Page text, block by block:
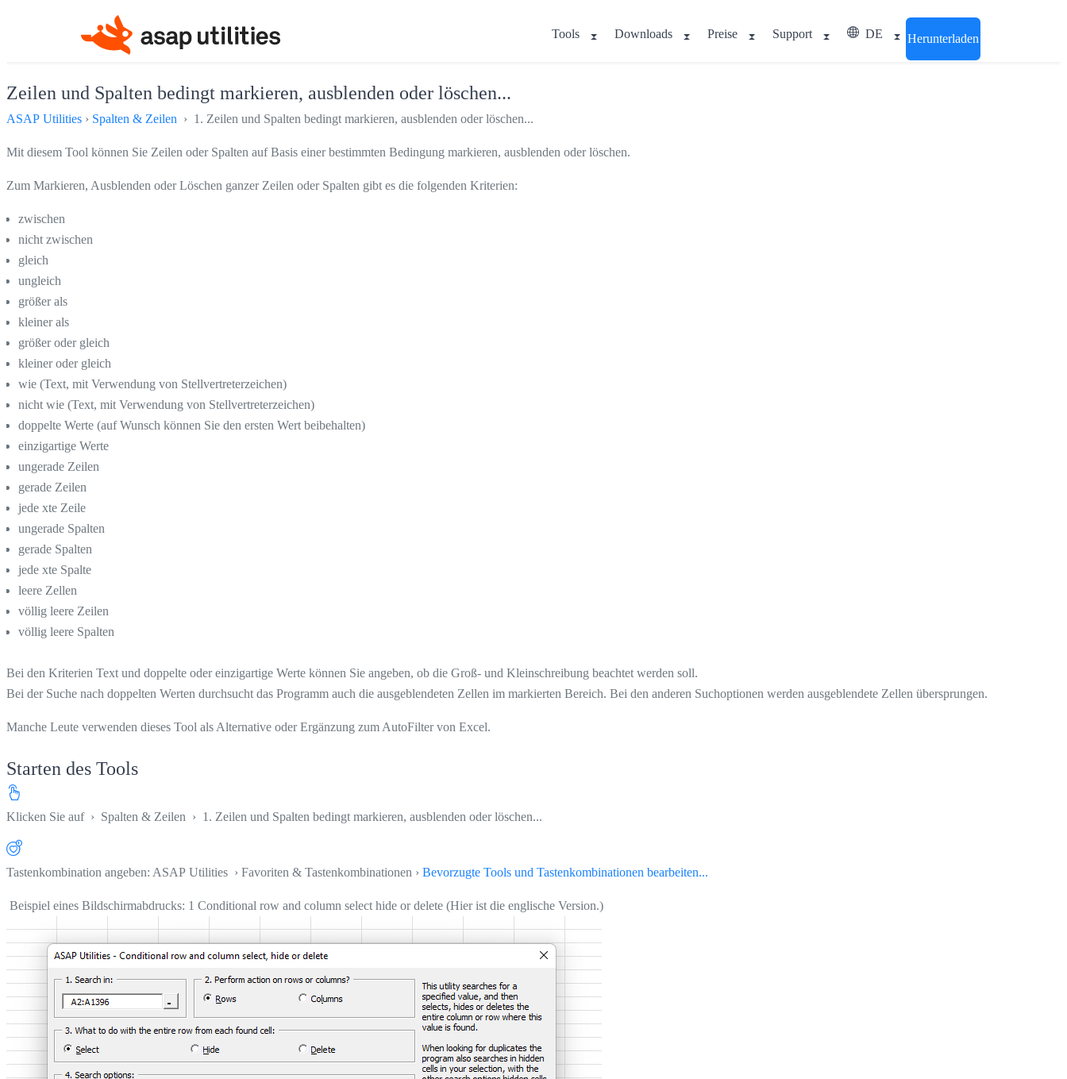
Tools Downloads Preise Support DE Herunterladen
Zeilen und Spalten bedingt markieren, ausblenden oder löschen...
ASAP Utilities › Spalten & Zeilen › 1. Zeilen und Spalten bedingt markieren, ausblenden oder löschen...
Mit diesem Tool können Sie Zeilen oder Spalten auf Basis einer bestimmten Bedingung markieren, ausblenden oder löschen.
Zum Markieren, Ausblenden oder Löschen ganzer Zeilen oder Spalten gibt es die folgenden Kriterien:
zwischen
nicht zwischen
gleich
ungleich
größer als
kleiner als
größer oder gleich
kleiner oder gleich
wie (Text, mit Verwendung von Stellvertreterzeichen)
nicht wie (Text, mit Verwendung von Stellvertreterzeichen)
doppelte Werte (auf Wunsch können Sie den ersten Wert beibehalten)
einzigartige Werte
ungerade Zeilen
gerade Zeilen
jede xte Zeile
ungerade Spalten
gerade Spalten
jede xte Spalte
leere Zellen
völlig leere Zeilen
völlig leere Spalten
Bei den Kriterien Text und doppelte oder einzigartige Werte können Sie angeben, ob die Groß- und Kleinschreibung beachtet werden soll.
Bei der Suche nach doppelten Werten durchsucht das Programm auch die ausgeblendeten Zellen im markierten Bereich. Bei den anderen Suchoptionen werden ausgeblendete Zellen übersprungen.
Manche Leute verwenden dieses Tool als Alternative oder Ergänzung zum AutoFilter von Excel.
Starten des Tools
Klicken Sie auf › Spalten & Zeilen › 1. Zeilen und Spalten bedingt markieren, ausblenden oder löschen...
Tastenkombination angeben: ASAP Utilities › Favoriten & Tastenkombinationen › Bevorzugte Tools und Tastenkombinationen bearbeiten...
Beispiel eines Bildschirmabdrucks: 1 Conditional row and column select hide or delete (Hier ist die englische Version.)